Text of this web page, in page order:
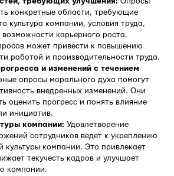
конкретные области, требующие
культура компании, условия труда,
карьерного роста.
может привести к повышению
работой и производительности труда.
и изменений с течением
опросы морального духа помогут
внедренных изменений. Они
оценить прогресс и понять влияние
инициатив.
компании: Удовлетворение
сотрудников ведет к укреплению
культуры компании. Это привлекает
текучесть кадров и улучшает
компании.